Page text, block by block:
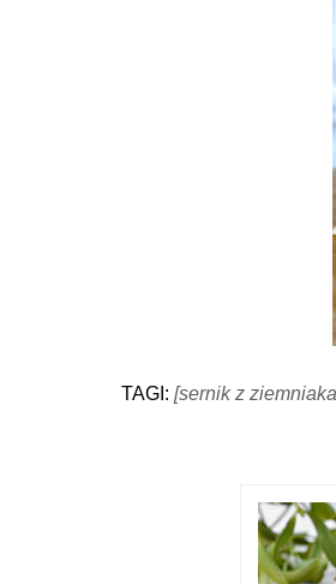
TAGI: [sernik z